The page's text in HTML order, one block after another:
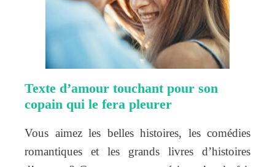
Texte d’amour touchant pour son
copain qui le fera pleurer
Vous aimez les belles histoires, les comédies
romantiques et les grands livres d’histoires